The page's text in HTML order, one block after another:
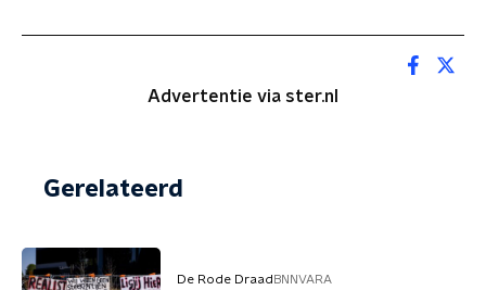
Advertentie via ster.nl
Gerelateerd
De Rode Draad BNNVARA